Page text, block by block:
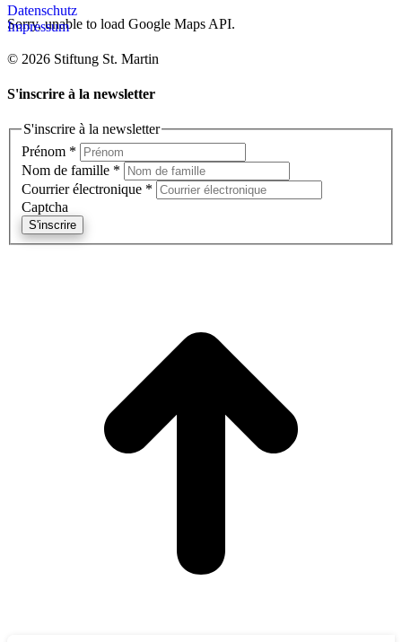
Sorry, unable to load Google Maps API.
Datenschutz
Impressum
© 2026 Stiftung St. Martin
S'inscrire à la newsletter
S'inscrire à la newsletter
Prénom *
Nom de famille *
Courrier électronique *
Captcha
S'inscrire